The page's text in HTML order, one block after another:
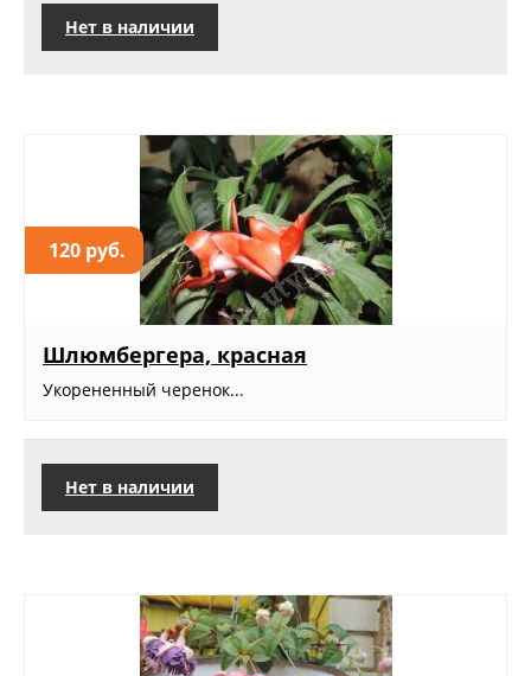
Нет в наличии
120 руб.
Шлюмбергера, красная
Укорененный черенок...
Нет в наличии